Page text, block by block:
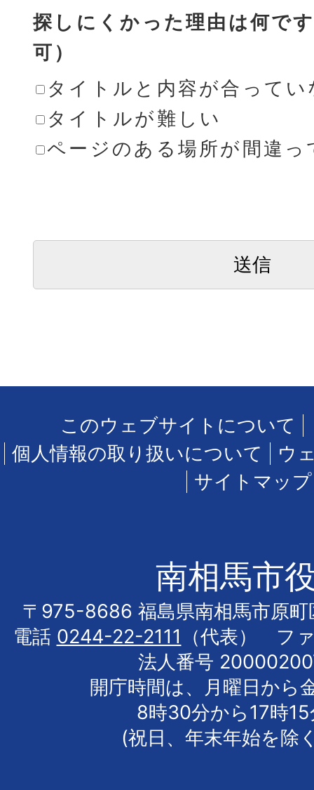
探しにくかった理由は何で
可）
タイトルと内容が合ってい
タイトルが難しい
ページのある場所が間違っ
このウェブサイトについて
個人情報の取り扱いについて
ウ
サイトマップ
南相馬市
〒975-8686 福島県南相馬市原町
電話 0244-22-2111
（代表） フ
法人番号
開庁時間は、月曜日から
8時30分から17時
(祝日、年末年始を除